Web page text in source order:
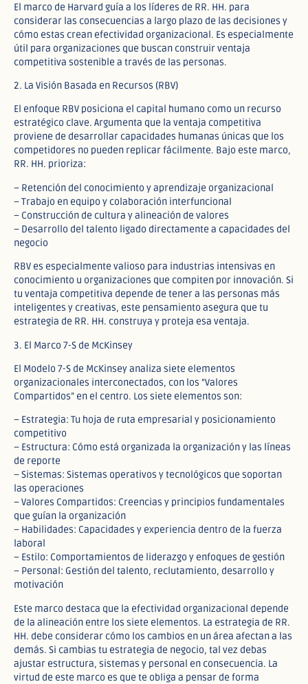
El marco de Harvard guía a los líderes de RR. HH. para
considerar las consecuencias a largo plazo de las decisiones y
cómo estas crean efectividad organizacional. Es especialmente
útil para organizaciones que buscan construir ventaja
competitiva sostenible a través de las personas.
2. La Visión Basada en Recursos (RBV)
El enfoque RBV posiciona el capital humano como un recurso
estratégico clave. Argumenta que la ventaja competitiva
proviene de desarrollar capacidades humanas únicas que los
competidores no pueden replicar fácilmente. Bajo este marco,
RR. HH. prioriza:
– Retención del conocimiento y aprendizaje organizacional
– Trabajo en equipo y colaboración interfuncional
– Construcción de cultura y alineación de valores
– Desarrollo del talento ligado directamente a capacidades del
negocio
RBV es especialmente valioso para industrias intensivas en
conocimiento u organizaciones que compiten por innovación. Si
tu ventaja competitiva depende de tener a las personas más
inteligentes y creativas, este pensamiento asegura que tu
estrategia de RR. HH. construya y proteja esa ventaja.
3. El Marco 7-S de McKinsey
El Modelo 7-S de McKinsey analiza siete elementos
organizacionales interconectados, con los “Valores
Compartidos” en el centro. Los siete elementos son:
– Estrategia: Tu hoja de ruta empresarial y posicionamiento
competitivo
– Estructura: Cómo está organizada la organización y las líneas
de reporte
– Sistemas: Sistemas operativos y tecnológicos que soportan
las operaciones
– Valores Compartidos: Creencias y principios fundamentales
que guían la organización
– Habilidades: Capacidades y experiencia dentro de la fuerza
laboral
– Estilo: Comportamientos de liderazgo y enfoques de gestión
– Personal: Gestión del talento, reclutamiento, desarrollo y
motivación
Este marco destaca que la efectividad organizacional depende
de la alineación entre los siete elementos. La estrategia de RR.
HH. debe considerar cómo los cambios en un área afectan a las
demás. Si cambias tu estrategia de negocio, tal vez debas
ajustar estructura, sistemas y personal en consecuencia. La
virtud de este marco es que te obliga a pensar de forma